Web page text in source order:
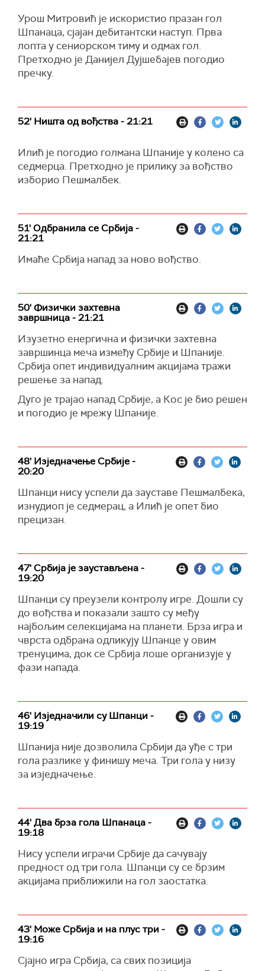
Урош Митровић је искористио празан гол
Шпанаца, сјајан дебитантски наступ. Прва
лопта у сениорском тиму и одмах гол.
Претходно је Данијел Дујшебајев погодио
пречку.
52' Ништа од вођства - 21:21
Илић је погодио голмана Шпаније у колено са
седмерца. Претходно је прилику за вођство
изборио Пешмалбек.
51' Одбранила се Србија -
21:21
Имаће Србија напад за ново вођство.
50' Физички захтевна
завршница - 21:21
Изузетно енергична и физички захтевна
завршинца меча између Србије и Шпаније.
Србија опет индивидуалним акцијама тражи
решење за напад.
Дуго је трајао напад Србије, а Кос је био решен
и погодио је мрежу Шпаније.
48' Изједначење Србије -
20:20
Шпанци нису успели да зауставе Пешмалбека,
изнудиоп је седмерац, а Илић је опет био
прецизан.
47' Србија је заустављена -
19:20
Шпанци су преузели контролу игре. Дошли су
до вођства и показали зашто су међу
најбољим селекцијама на планети. Брза игра и
чврста одбрана одликују Шпанце у овим
тренуцима, док се Србија лоше организује у
фази напада.
46' Изједначили су Шпанци -
19:19
Шпанија није дозволила Србији да уђе с три
гола разлике у финишу меча. Три гола у низу
за изједначење.
44' Два брза гола Шпанаца -
19:18
Нису успели играчи Србије да сачувају
предност од три гола. Шпанци су се брзим
акцијама приближили на гол заостатка.
43' Може Србија и на плус три -
19:16
Сјајно игра Србија, са свих позиција